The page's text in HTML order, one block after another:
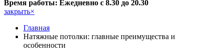
Время работы: Ежедневно с 8.30 до 20.30
закрыть×
Главная
Натяжные потолки: главные преимущества и
особенности